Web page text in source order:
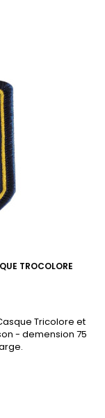
TROCOLORE
Tricolore et
- demension 75